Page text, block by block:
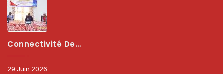
Connectivité Des Territoires : L’ARCEP Et Les Collectivités Territoriales Scellent Un Pacte Stratégique À Bobo-Dioulasso Pour Booster La Qualité Des Réseaux
29 Juin 2026